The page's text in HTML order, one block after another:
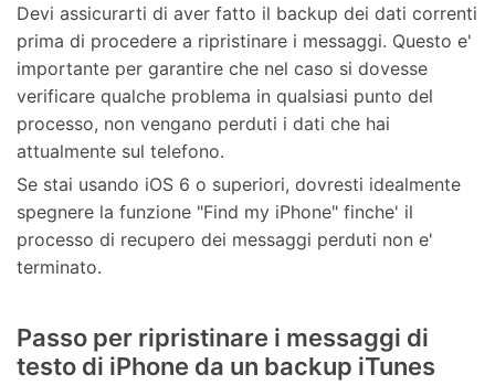
Devi assicurarti di aver fatto il backup dei dati correnti
prima di procedere a ripristinare i messaggi. Questo e'
importante per garantire che nel caso si dovesse
verificare qualche problema in qualsiasi punto del
processo, non vengano perduti i dati che hai
attualmente sul telefono.
Se stai usando iOS 6 o superiori, dovresti idealmente
spegnere la funzione "Find my iPhone" finche' il
processo di recupero dei messaggi perduti non e'
terminato.
Passo per ripristinare i messaggi di
testo di iPhone da un backup iTunes